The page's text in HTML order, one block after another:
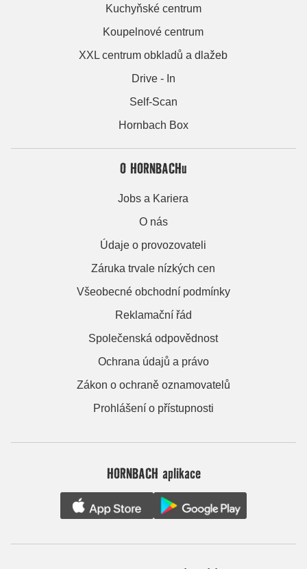
Kuchyňské centrum
Koupelnové centrum
XXL centrum obkladů a dlažeb
Drive - In
Self-Scan
Hornbach Box
O HORNBACHu
Jobs a Kariera
O nás
Údaje o provozovateli
Záruka trvale nízkých cen
Všeobecné obchodní podmínky
Reklamační řád
Společenská odpovědnost
Ochrana údajů a právo
Zákon o ochraně oznamovatelů
Prohlášení o přístupnosti
HORNBACH aplikace